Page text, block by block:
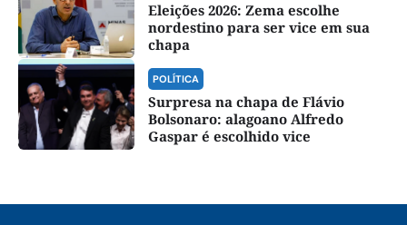
Eleições 2026: Zema escolhe
nordestino para ser vice em sua
chapa
POLÍTICA
Surpresa na chapa de Flávio
Bolsonaro: alagoano Alfredo
Gaspar é escolhido vice